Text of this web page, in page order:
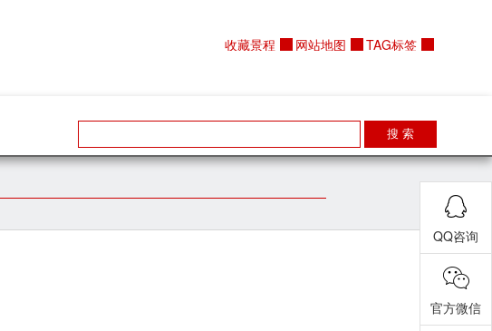
收藏景程 网站地图 TAG标签
搜 索
QQ咨询
官方微信